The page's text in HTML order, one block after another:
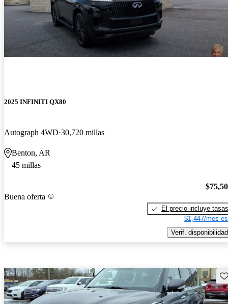
2025 INFINITI QX80
Autograph 4WD 30,720 millas
Benton, AR
45 millas
Buena oferta
El precio incluye tasas
$1,447/mes
Verif. disponibilidad